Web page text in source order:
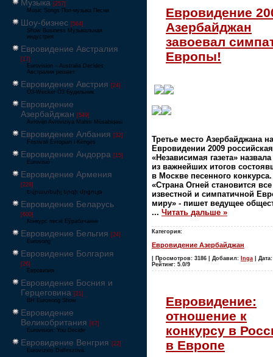
Музыка [257]
Music Songs Поп-музыка Песни
Шоу-бизнес [564]
Show Business Музыкальная
индустрия
Евровидение Австралия
[17]
Eurovision – Australia Decides
Австралия решает
Евровидение Австрия [24]
Ö3-Wecker Ö3 Будильник
Евровидение
Азербайджан [549]
Avrovijn Avroviziya Mahnı Müsabiqəsi
Евровидение Албания [32]
Festivali Evropian i Këngës
Евровидение Андорра [15]
Eurovisió
Евровидение Армения
[228]
Եվրատեսիլ երգի մրցույթ
Евровидение Беларусь
[600]
Конкурс песні Еўрабачанне
Евровидение Бельгия [24]
Eurosong
Евровидение Болгария
[26]
Евровизия
Евровидение Босния и
Герцеговина [21]
BH Eurosong Show
Евровидение
Великобритания [67]
Eurovision: You Decide
Евровидение Венгрия [22]
Eurovíziós Dalfesztivá
Евровидение
Азербайджан
завоевал
Европы!
Третье место Азербайджана на
Евровидении 2009 российская
«Независимая газета»
из важнейших итогов
в Москве песенного конкурса.
«Страна Огней становится
известной и симпатичной
миру» - пишет ведущее
... Читать дальше »
Категория:
Евровидение Азербайджан
| Просмотров: 3186 | Добавил: Inga |
Рейтинг: 5.0/9
Евровидение:
отношение к
конкурсу в
в Европе